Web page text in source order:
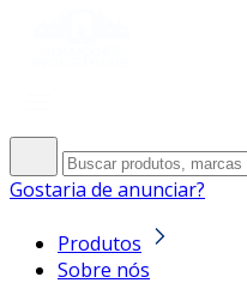
Gostaria de anunciar?
Produtos
Sobre nós